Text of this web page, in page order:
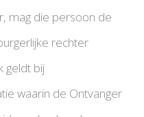
mag die persoon de
rechter
geldt bij
waarin de Ontvanger